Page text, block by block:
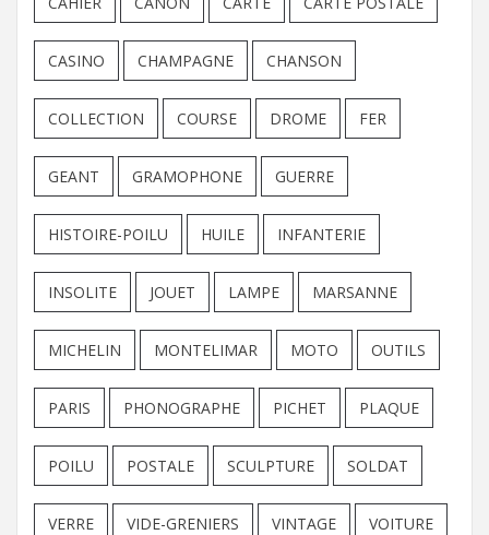
CASINO CHAMPAGNE CHANSON
COLLECTION COURSE DROME FER
GEANT GRAMOPHONE GUERRE
HISTOIRE-POILU HUILE INFANTERIE
INSOLITE JOUET LAMPE MARSANNE
MICHELIN MONTELIMAR MOTO OUTILS
PARIS PHONOGRAPHE PICHET PLAQUE
POILU POSTALE SCULPTURE SOLDAT
VERRE VIDE-GRENIERS VINTAGE VOITURE